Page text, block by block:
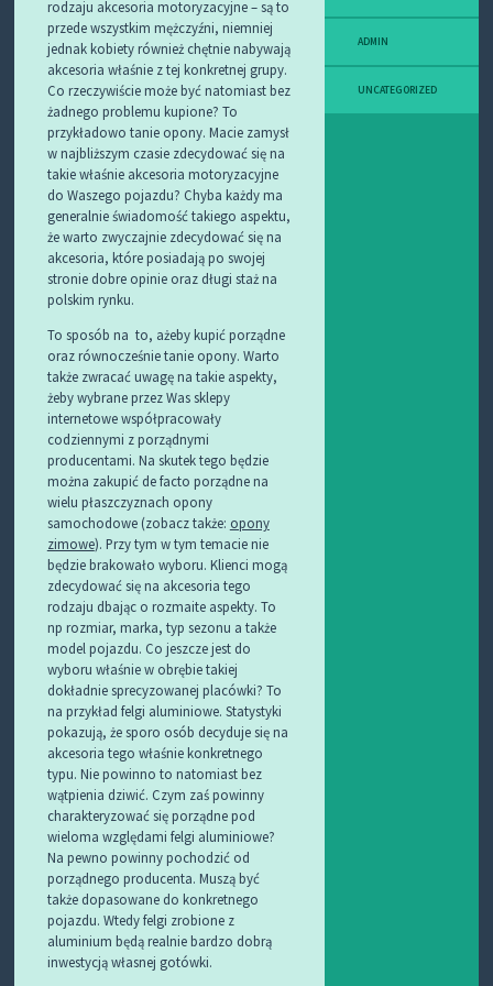
rodzaju akcesoria motoryzacyjne – są to
przede wszystkim mężczyźni, niemniej
jednak kobiety również chętnie nabywają
akcesoria właśnie z tej konkretnej grupy.
Co rzeczywiście może być natomiast bez
żadnego problemu kupione? To
przykładowo tanie opony. Macie zamysł
w najbliższym czasie zdecydować się na
takie właśnie akcesoria motoryzacyjne
do Waszego pojazdu? Chyba każdy ma
generalnie świadomość takiego aspektu,
że warto zwyczajnie zdecydować się na
akcesoria, które posiadają po swojej
stronie dobre opinie oraz długi staż na
polskim rynku.
To sposób na to, ażeby kupić porządne
oraz równocześnie tanie opony. Warto
także zwracać uwagę na takie aspekty,
żeby wybrane przez Was sklepy
internetowe współpracowały
codziennymi z porządnymi
producentami. Na skutek tego będzie
można zakupić de facto porządne na
wielu płaszczyznach opony
samochodowe (zobacz także: opony
zimowe). Przy tym w tym temacie nie
będzie brakowało wyboru. Klienci mogą
zdecydować się na akcesoria tego
rodzaju dbając o rozmaite aspekty. To
np rozmiar, marka, typ sezonu a także
model pojazdu. Co jeszcze jest do
wyboru właśnie w obrębie takiej
dokładnie sprecyzowanej placówki? To
na przykład felgi aluminiowe. Statystyki
pokazują, że sporo osób decyduje się na
akcesoria tego właśnie konkretnego
typu. Nie powinno to natomiast bez
wątpienia dziwić. Czym zaś powinny
charakteryzować się porządne pod
wieloma względami felgi aluminiowe?
Na pewno powinny pochodzić od
porządnego producenta. Muszą być
także dopasowane do konkretnego
pojazdu. Wtedy felgi zrobione z
aluminium będą realnie bardzo dobrą
inwestycją własnej gotówki.
ADMIN
UNCATEGORIZED